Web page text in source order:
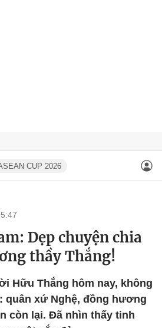
CUP 2026
Dẹp chuyện chia
thầy Thắng!
Hữu Thắng hôm nay, không
quân xứ Nghệ, đồng hương
còn lại. Đã nhìn thấy tinh